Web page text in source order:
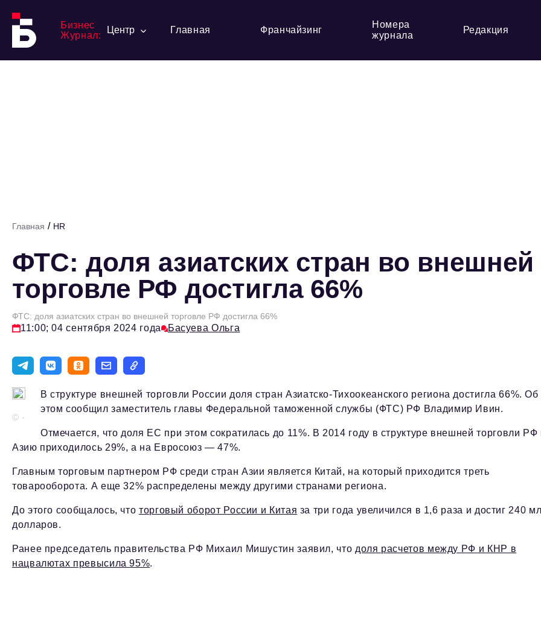
Бизнес
Журнал:
Центр Главная Франчайзинг
Номера
журнала
Редакция
Главная / HR
ФТС: доля азиатских стран во внешней
торговле РФ достигла 66%
ФТС: доля азиатских стран во внешней торговле РФ достигла 66%
11:00; 04 сентября 2024 года Басуева Ольга
© -
В структуре внешней торговли России доля стран Азиатско-Тихоокеанского региона достигла 66%. Об
этом сообщил заместитель главы Федеральной таможенной службы (ФТС) РФ Владимир Ивин.
Отмечается, что доля ЕС при этом сократилась до 11%. В 2014 году в структуре внешней торговли РФ
Азию приходилось 29%, а на Евросоюз — 47%.
Главным торговым партнером РФ среди стран Азии является Китай, на который приходится треть
товарооборота. А еще 32% распределены между другими странами региона.
До этого сообщалось, что торговый оборот России и Китая за три года увеличился в 1,6 раза и достиг 240
долларов.
Ранее председатель правительства РФ Михаил Мишустин заявил, что доля расчетов между РФ и КНР в
нацвалютах превысила 95%.